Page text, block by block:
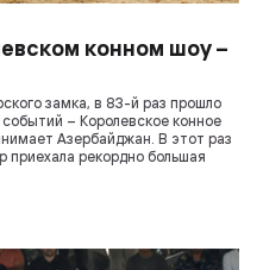
конном шоу –
замка, в 83-й раз прошло
– Королевское конное
Азербайджан. В этот раз
приехала рекордно большая